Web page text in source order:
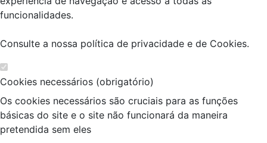
funcionalidades.
Consulte a nossa política de privacidade e de Cookies.
Cookies necessários (obrigatório)
Os cookies necessários são cruciais para as funções
básicas do site e o site não funcionará da maneira
pretendida sem eles